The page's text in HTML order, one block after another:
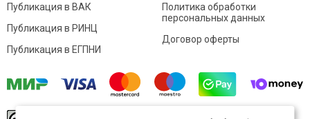
Публикация в ВАК
Публикация в РИНЦ
Публикация в ЕГПНИ
Политика обработки
персональных данных
Договор оферты